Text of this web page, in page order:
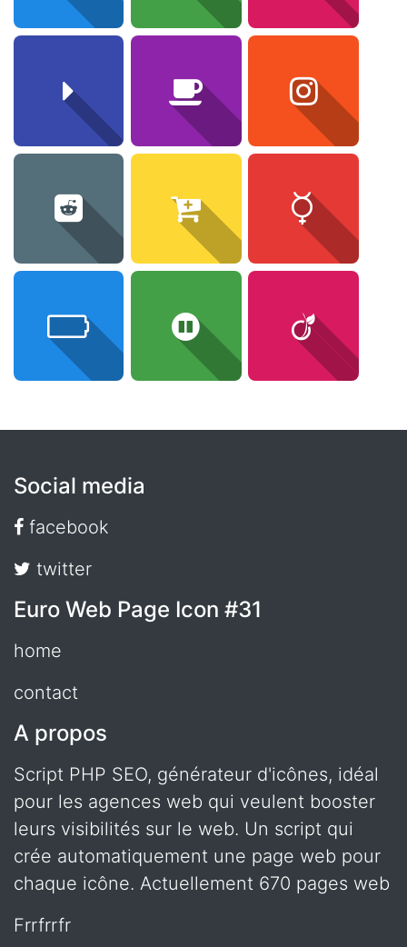
Social media
facebook
twitter
Euro Web Page Icon #31
home
contact
A propos
Script PHP SEO, générateur d'icônes, idéal
pour les agences web qui veulent booster
leurs visibilités sur le web. Un script qui
crée automatiquement une page web pour
chaque icône. Actuellement 670 pages web
frrfrrfr